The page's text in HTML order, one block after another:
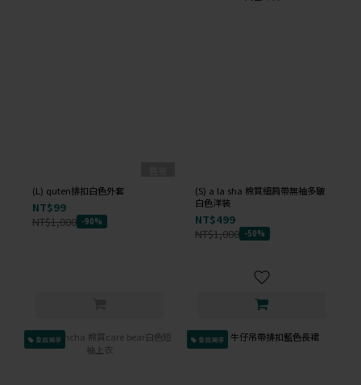
(L) quten排扣白色外套
NT$99
NT$1,000 -90%
(S) a la sha 棉質細肩帶無袖多皺
白色洋裝
NT$499
NT$1,000 -50%
會員獨享 會員獨享